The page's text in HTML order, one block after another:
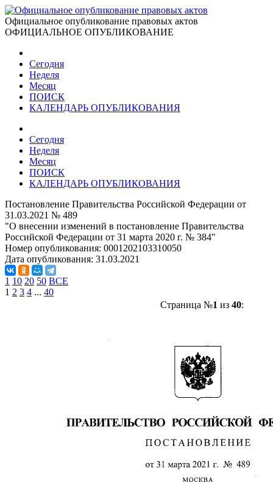
Официальное опубликование правовых актов
ОФИЦИАЛЬНОЕ ОПУБЛИКОВАНИЕ
Сегодня
Неделя
Месяц
ПОИСК
КАЛЕНДАРЬ ОПУБЛИКОВАНИЯ
Сегодня
Неделя
Месяц
ПОИСК
КАЛЕНДАРЬ ОПУБЛИКОВАНИЯ
Постановление Правительства Российской Федерации от
31.03.2021 № 489
"О внесении изменений в постановление Правительства
Российской Федерации от 31 марта 2020 г. № 384"
Номер опубликования: 0001202103310050
Дата опубликования: 31.03.2021
1 10 20 50 ВСЕ
1 2 3 4 ... 40
Страница №1 из 40: